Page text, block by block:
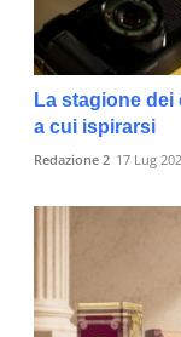
La stagione
a cui ispirarsi
Redazione 2 17 Lug